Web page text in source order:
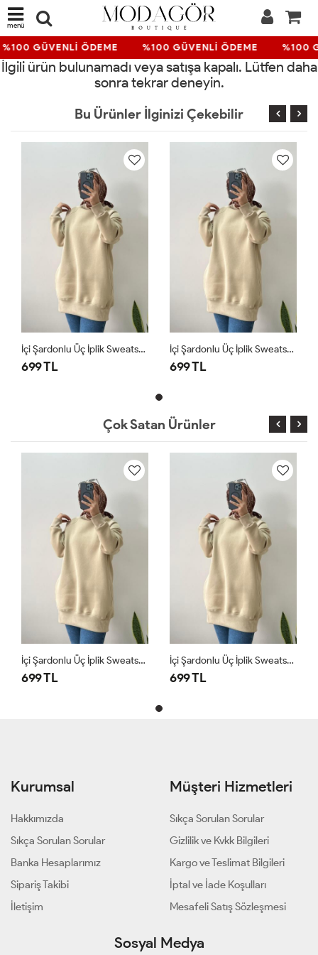
menü
%100 GÜVENLİ ÖDEME %100 GÜVENLİ ÖDEME %100
İlgili ürün bulunamadı veya satışa kapalı. Lütfen daha
sonra tekrar deneyin.
Bu Ürünler İlginizi Çekebilir
İçi Şardonlu Üç İplik Sweatshirt Krem
699 TL
İçi Şardonlu Üç İplik Sweatshirt Krem
699 TL
Çok Satan Ürünler
İçi Şardonlu Üç İplik Sweatshirt Krem
699 TL
İçi Şardonlu Üç İplik Sweatshirt Krem
699 TL
Kurumsal
Hakkımızda
Sıkça Sorulan Sorular
Banka Hesaplarımız
Sipariş Takibi
İletişim
Müşteri Hizmetleri
Sıkça Sorulan Sorular
Gizlilik ve Kvkk Bilgileri
Kargo ve Teslimat Bilgileri
İptal ve İade Koşulları
Mesafeli Satış Sözleşmesi
Sosyal Medya